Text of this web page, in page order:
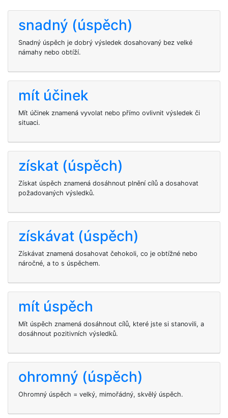
snadný (úspěch)
Snadný úspěch je dobrý výsledek dosahovaný bez velké
námahy nebo obtíží.
mít účinek
Mít účinek znamená vyvolat nebo přímo ovlivnit výsledek či
situaci.
získat (úspěch)
Získat úspěch znamená dosáhnout plnění cílů a dosahovat
požadovaných výsledků.
získávat (úspěch)
Získávat znamená dosahovat čehokoli, co je obtížné nebo
náročné, a to s úspěchem.
mít úspěch
Mít úspěch znamená dosáhnout cílů, které jste si stanovili, a
dosáhnout pozitivních výsledků.
ohromný (úspěch)
Ohromný úspěch = velký, mimořádný, skvělý úspěch.